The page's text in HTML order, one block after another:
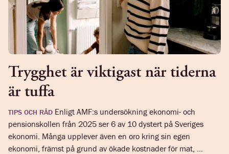
Trygghet är viktigast när tiderna
är tuffa
TIPS OCH RÅD Enligt AMF:s undersökning ekonomi- och
pensionskollen från 2025 ser 6 av 10 dystert på Sveriges
ekonomi. Många upplever även en oro kring sin egen
ekonomi, främst på grund av ökade kostnader för mat, ...